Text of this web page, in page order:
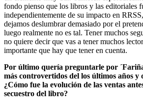
fondo pienso que los libros y las editoriales
independientemente de su impacto en
dejamos deslumbrar demasiado por el
luego realmente no es tal. Tener muchos
no quiere decir que vas a tener muchos
importante que hay que tener en cuenta.
Por último quería preguntarle por
más controvertidos del los últimos años y
¿Cómo fue la evolución de las ventas
secuestro del libro?